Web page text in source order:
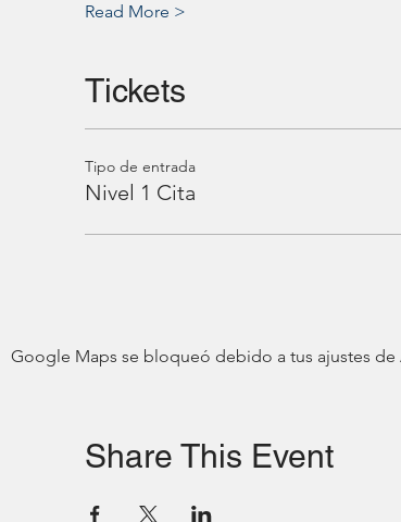
Read More >
Tickets
Tipo de entrada
Nivel 1 Cita
Google Maps se bloqueó debido a tus ajustes
Share This Event